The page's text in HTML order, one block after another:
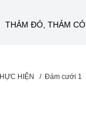
THẢM ĐỎ, THẢM CỎ
HIỆN / Đám cưới 1